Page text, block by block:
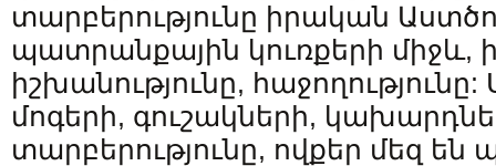
տարբերությունը իրական
պատրանքային կուռքերի միջև,
իշխանությունը,
մոգերի, գուշակների,
տարբերությունը, ովքեր մեզ